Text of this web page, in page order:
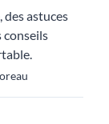
des astuces
conseils